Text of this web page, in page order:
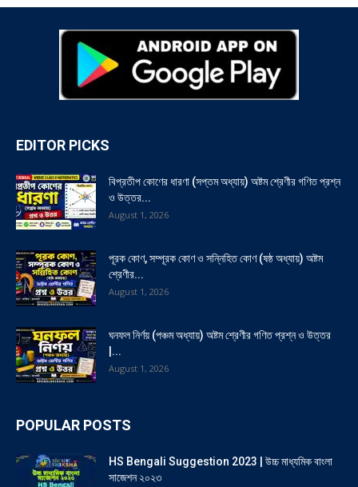
EDITOR PICKS
বিপ্রতীপ কোণের ধারণা (সপ্তম অধ্যায়) অষ্টম শ্রেণীর গণিত প্রশ্ন
ও উত্তর...
August 1, 2026
পূরক কোণ, সম্পূরক কোণ ও সন্নিহিত কোণ (ষষ্ঠ অধ্যায়) অষ্টম
শ্রেণীর...
August 1, 2026
ঘনফল নির্ণয় (পঞ্চম অধ্যায়) অষ্টম শ্রেণীর গণিত প্রশ্ন ও উত্তর
|...
August 1, 2026
POPULAR POSTS
HS Bengali Suggestion 2023 | উচ্চ মাধ্যমিক বাংলা
সাজেশন ২০২৩